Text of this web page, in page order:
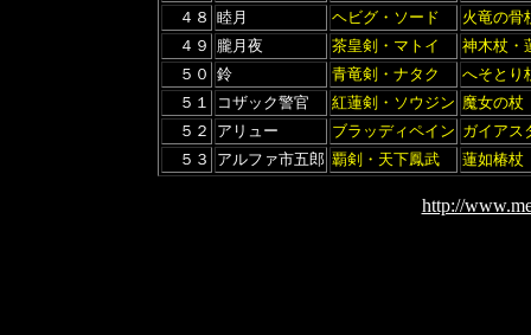
４８ 睦月 ヘビグ・ソード
火竜の骨
４９
朧月夜 茶皇剣・マトイ
神木杖・
５０ 鈴 青竜剣・ナタク
へそとり
５１
コザック警官 紅蓮剣・ソウジン 魔女の杖
５２
アリュー ブラッディペイン ガイアス
５３
アルファ市五郎 覇剣・天下鳳武 蓮如椿杖
http://